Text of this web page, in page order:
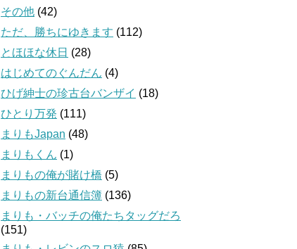
その他 (42)
ただ、勝ちにゆきます (112)
とほほな休日 (28)
はじめてのぐんだん (4)
ひげ紳士の珍古台バンザイ (18)
ひとり万発 (111)
まりもJapan (48)
まりもくん (1)
まりもの俺が賭け橋 (5)
まりもの新台通信簿 (136)
まりも・バッチの俺たちタッグだろ
(151)